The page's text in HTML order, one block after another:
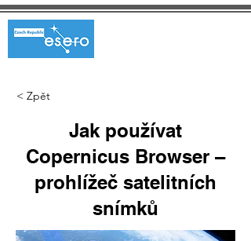
< Zpět
Jak používat
Copernicus Browser –
prohlížeč satelitních
snímků